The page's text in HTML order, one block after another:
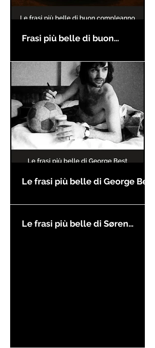
Frasi più belle di buon
Le frasi più belle di George Best
Le frasi più belle di Søren